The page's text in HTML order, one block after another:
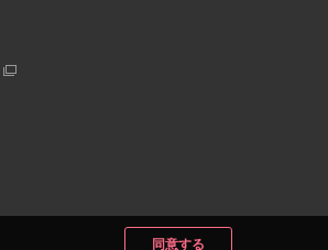
同意する